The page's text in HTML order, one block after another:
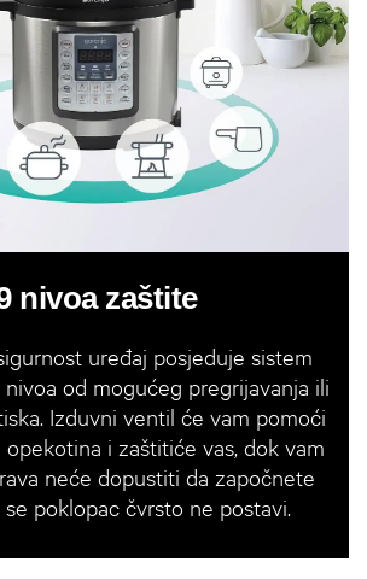
nivoa zaštite
uređaj posjeduje sistem
od mogućeg pregrijavanja ili
Izduvni ventil će vam pomoći
opekotina i zaštitiće vas, dok vam
neće dopustiti da započnete
poklopac čvrsto ne postavi.